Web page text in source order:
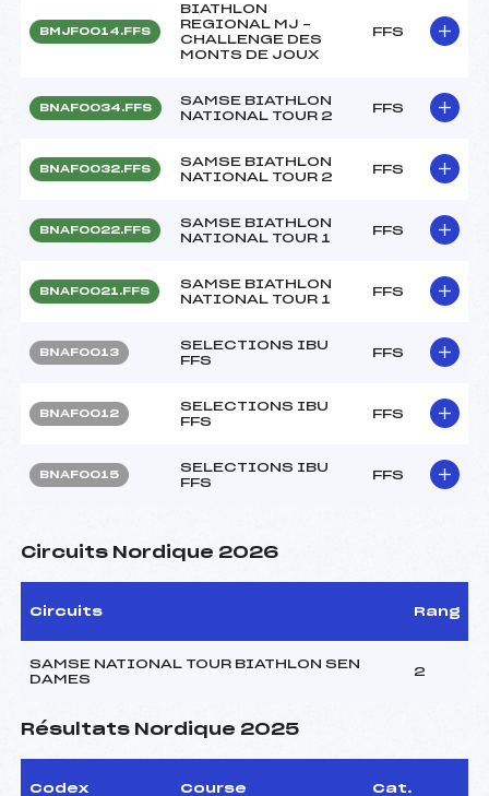
BMJF0014.FFS
BIATHLON
REGIONAL MJ –
CHALLENGE DES
MONTS DE JOUX
FFS
BNAF0034.FFS
SAMSE BIATHLON
NATIONAL TOUR 2
FFS
BNAF0032.FFS
SAMSE BIATHLON
NATIONAL TOUR 2
FFS
BNAF0022.FFS
SAMSE BIATHLON
NATIONAL TOUR 1
FFS
BNAF0021.FFS
SAMSE BIATHLON
NATIONAL TOUR 1
FFS
BNAF0013
SELECTIONS IBU
FFS
FFS
BNAF0012
SELECTIONS IBU
FFS
FFS
BNAF0015
SELECTIONS IBU
FFS
FFS
Circuits Nordique 2026
Circuits Rang
SAMSE NATIONAL TOUR BIATHLON SEN
DAMES
2
Résultats Nordique 2025
Codex Course Cat.